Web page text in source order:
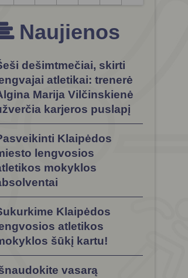
Naujienos
dešimtmečiai, skirti
atletikai: trenerė
Marija Vilčinskienė
karjeros puslapį
Klaipėdos
lengvosios
mokyklos
Klaipėdos
atletikos
šūkį kartu!
vasarą